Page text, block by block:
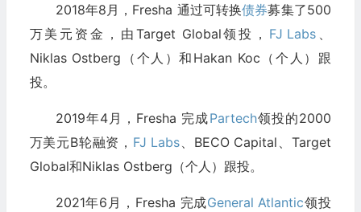
2018年8月，Fresha 通过可转换债券募集了500
万美元资金，由Target Global领投， FJ Labs 、
Niklas Ostberg（个人）和Hakan Koc（个人）跟
投。
2019年4月，Fresha 完成Partech领投的2000
万美元B轮融资， FJ Labs、BECO Capital、Target
Global和Niklas Ostberg（个人）跟投。
2021年6月，Fresha 完成General Atlantic领投